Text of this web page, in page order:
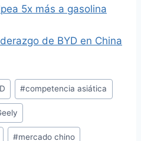
5x más a gasolina
de BYD en China
#competencia asiática
#mercado chino